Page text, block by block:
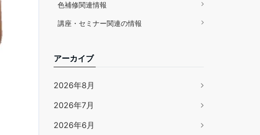
色補修関連情報
講座・セミナー関連の情報
アーカイブ
2026年8月
2026年7月
2026年6月